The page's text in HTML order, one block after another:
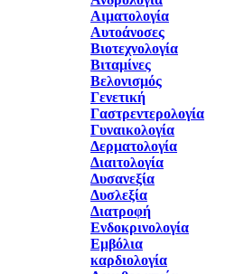
Αιματολογία
Αυτοάνοσες
Βιοτεχνολογία
Βιταμίνες
Βελονισμός
Γενετική
Γαστρεντερολογία
Γυναικολογία
Δερματολογία
Διαιτολογία
Δυσανεξία
Δυσλεξία
Διατροφή
Ενδοκρινολογία
Εμβόλια
καρδιολογία